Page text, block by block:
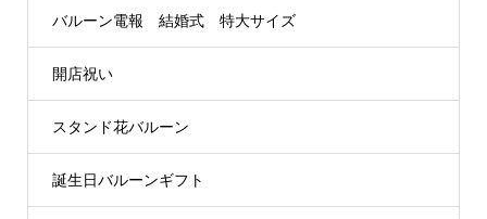
バルーン電報 結婚式 特大サイズ
開店祝い
スタンド花バルーン
誕生日バルーンギフト